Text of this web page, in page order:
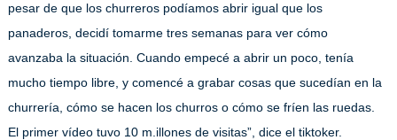
pesar de que los churreros podíamos abrir igual que los
panaderos, decidí tomarme tres semanas para ver cómo
avanzaba la situación. Cuando empecé a abrir un poco, tenía
mucho tiempo libre, y comencé a grabar cosas que sucedían en la
churrería, cómo se hacen los churros o cómo se fríen las ruedas.
El primer vídeo tuvo 10 m.illones de visitas”, dice el tiktoker.